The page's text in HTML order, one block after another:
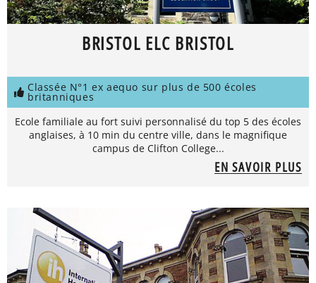
BRISTOL ELC BRISTOL
Classée N°1 ex aequo sur plus de 500 écoles
britanniques
Ecole familiale au fort suivi personnalisé du top 5 des écoles
anglaises, à 10 min du centre ville, dans le magnifique
campus de Clifton College...
EN SAVOIR PLUS